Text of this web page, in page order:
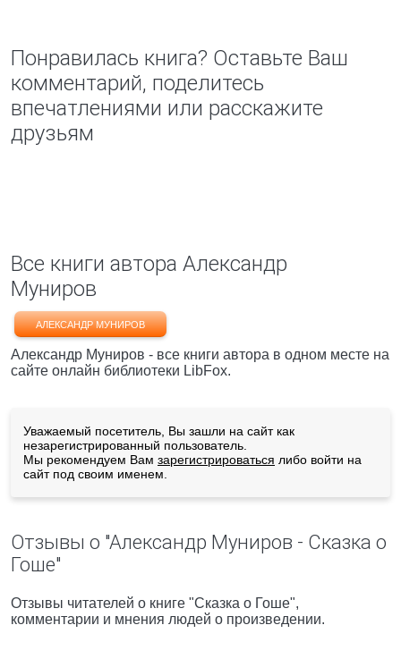
Понравилась книга? Оставьте Ваш
комментарий, поделитесь
впечатлениями или расскажите
друзьям
Все книги автора Александр
Муниров
АЛЕКСАНДР МУНИРОВ
Александр Муниров - все книги автора в одном месте на
сайте онлайн библиотеки LibFox.
Уважаемый посетитель, Вы зашли на сайт как
незарегистрированный пользователь.
Мы рекомендуем Вам зарегистрироваться либо войти на
сайт под своим именем.
Отзывы о "Александр Муниров - Сказка о
Гоше"
Отзывы читателей о книге "Сказка о Гоше",
комментарии и мнения людей о произведении.